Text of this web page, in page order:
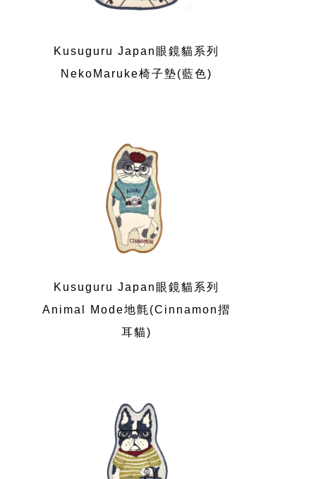
Kusuguru Japan眼鏡貓系列
NekoMaruke椅子墊(藍色)
Kusuguru Japan眼鏡貓系列
Animal Mode地氈(Cinnamon摺
耳貓)